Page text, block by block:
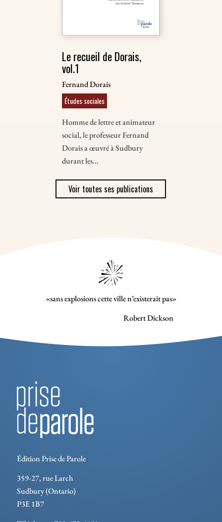
Le recueil de Dorais,
vol.1
Fernand Dorais
Études sociales
Homme de lettre et animateur
social, le professeur Fernand
Dorais a œuvré à Sudbury
durant les...
Voir toutes ses publications
«sans explosions cette ville n’existerait pas»
Robert Dickson
Édition Prise de Parole
359-27, rue Larch
Sudbury (Ontario)
P3E 1B7